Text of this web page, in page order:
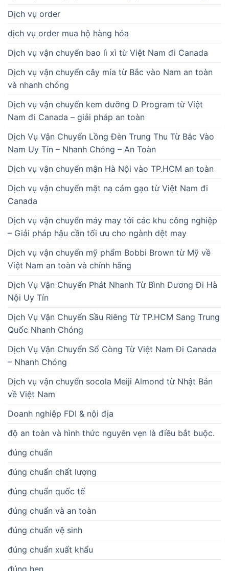
Dịch vụ order
dịch vụ order mua hộ hàng hóa
Dịch vụ vận chuyển bao lì xì từ Việt Nam đi Canada
Dịch vụ vận chuyển cây mía từ Bắc vào Nam an toàn
và nhanh chóng
Dịch vụ vận chuyển kem dưỡng D Program từ Việt
Nam đi Canada – giải pháp an toàn
Dịch Vụ Vận Chuyển Lồng Đèn Trung Thu Từ Bắc Vào
Nam Uy Tín – Nhanh Chóng – An Toàn
Dịch vụ vận chuyển mận Hà Nội vào TP.HCM an toàn
Dịch vụ vận chuyển mặt nạ cám gạo từ Việt Nam đi
Canada
Dịch vụ vận chuyển máy may tới các khu công nghiệp
– Giải pháp hậu cần tối ưu cho ngành dệt may
Dịch vụ vận chuyển mỹ phẩm Bobbi Brown từ Mỹ về
Việt Nam an toàn và chính hãng
Dịch Vụ Vận Chuyển Phát Nhanh Từ Bình Dương Đi Hà
Nội Uy Tín
Dịch Vụ Vận Chuyển Sầu Riêng Từ TP.HCM Sang Trung
Quốc Nhanh Chóng
Dịch Vụ Vận Chuyển Sổ Còng Từ Việt Nam Đi Canada
– Nhanh Chóng
Dịch vụ vận chuyển socola Meiji Almond từ Nhật Bản
về Việt Nam
Doanh nghiệp FDI & nội địa
độ an toàn và hình thức nguyên vẹn là điều bắt buộc.
đúng chuẩn
đúng chuẩn chất lượng
đúng chuẩn quốc tế
đúng chuẩn và an toàn
đúng chuẩn vệ sinh
đúng chuẩn xuất khẩu
đúng hẹn